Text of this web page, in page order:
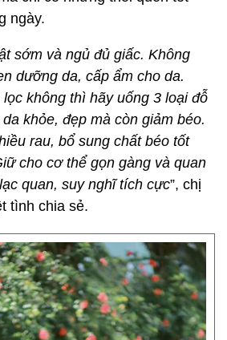
ngày.
sớm và ngủ đủ giấc. Không
dưỡng da, cấp ẩm cho da.
không thì hãy uống 3 loại đỗ
khỏe, đẹp mà còn giảm béo.
rau, bổ sung chất béo tốt
cho cơ thể gọn gàng và quan
quan, suy nghĩ tích cực”, chị
tình chia sẻ.